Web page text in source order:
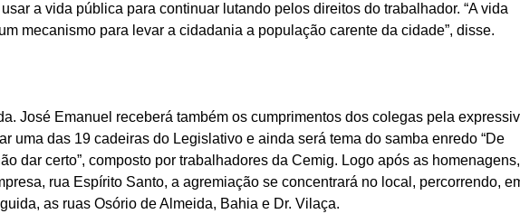
a vida pública para continuar lutando pelos direitos do trabalhador. “A vida
mecanismo para levar a cidadania a população carente da cidade”, disse.
José Emanuel receberá também os cumprimentos dos colegas pela
uma das 19 cadeiras do Legislativo e ainda será tema do samba enredo “De
dar certo”, composto por trabalhadores da Cemig. Logo após as homenagens,
rua Espírito Santo, a agremiação se concentrará no local, percorrendo,
as ruas Osório de Almeida, Bahia e Dr. Vilaça.